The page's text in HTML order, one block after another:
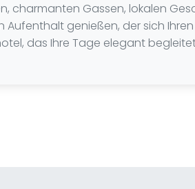
charmanten Gassen, lokalen
Aufenthalt genießen, der sich
das Ihre Tage elegant